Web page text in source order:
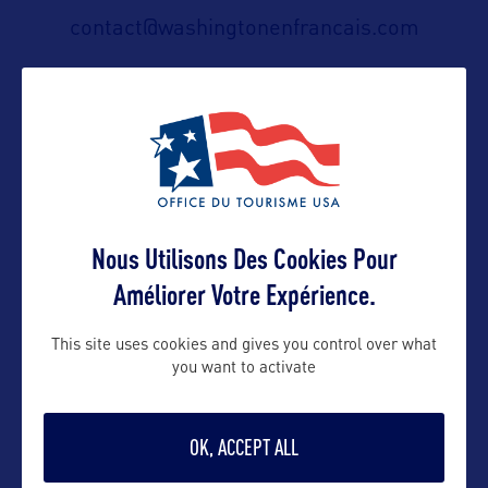
contact@washingtonenfrancais.com
Suivre
VOIR LE SITE
Nous Utilisons Des Cookies Pour
Améliorer Votre Expérience.
This site uses cookies and gives you control over what
you want to activate
OK, ACCEPT ALL